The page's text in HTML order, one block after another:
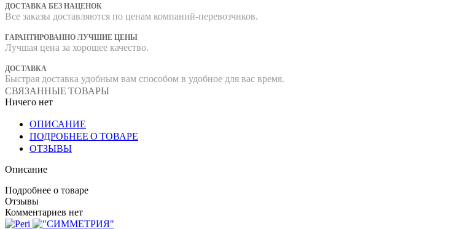
ДОСТАВКА БЕЗ НАЦЕНОК
Все заказы доставляются по ценам компаний-перевозчиков.
ГАРАНТИРОВАННО ЛУЧШИЕ ЦЕНЫ
Лучшая цена за хорошее качество.
ДОСТАВКА
Быстрая доставка удобным вам способом в удобное для вас время.
СВЯЗАННЫЕ ТОВАРЫ
Ничего нет
ОПИСАНИЕ
ПОДРОБНЕЕ О ТОВАРЕ
ОТЗЫВЫ
Описание
Подробнее о товаре
Отзывы
Комментариев нет